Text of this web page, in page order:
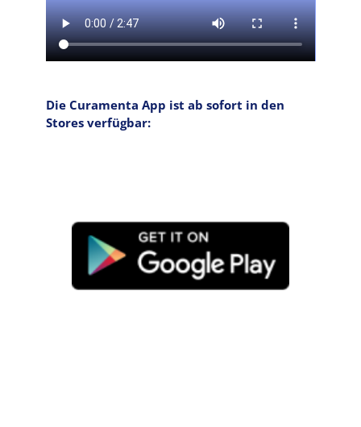
Die Curamenta App ist ab sofort in den
Stores verfügbar: